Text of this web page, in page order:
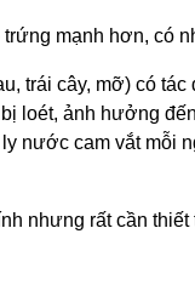
mạnh hơn, có
trái cây, mỡ) có
loét, ảnh hưởng
nước cam vắt mỗi
nhưng rất cần